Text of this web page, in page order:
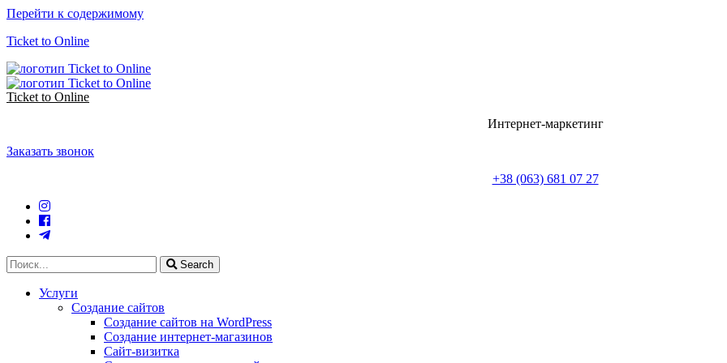
Перейти к содержимому
Ticket to Online
Ticket to Online
Интернет-маркетинг
Заказать звонок
+38 (063) 681 07 27
Search
Услуги
Создание сайтов
Создание сайтов на WordPress
Создание интернет-магазинов
Сайт-визитка